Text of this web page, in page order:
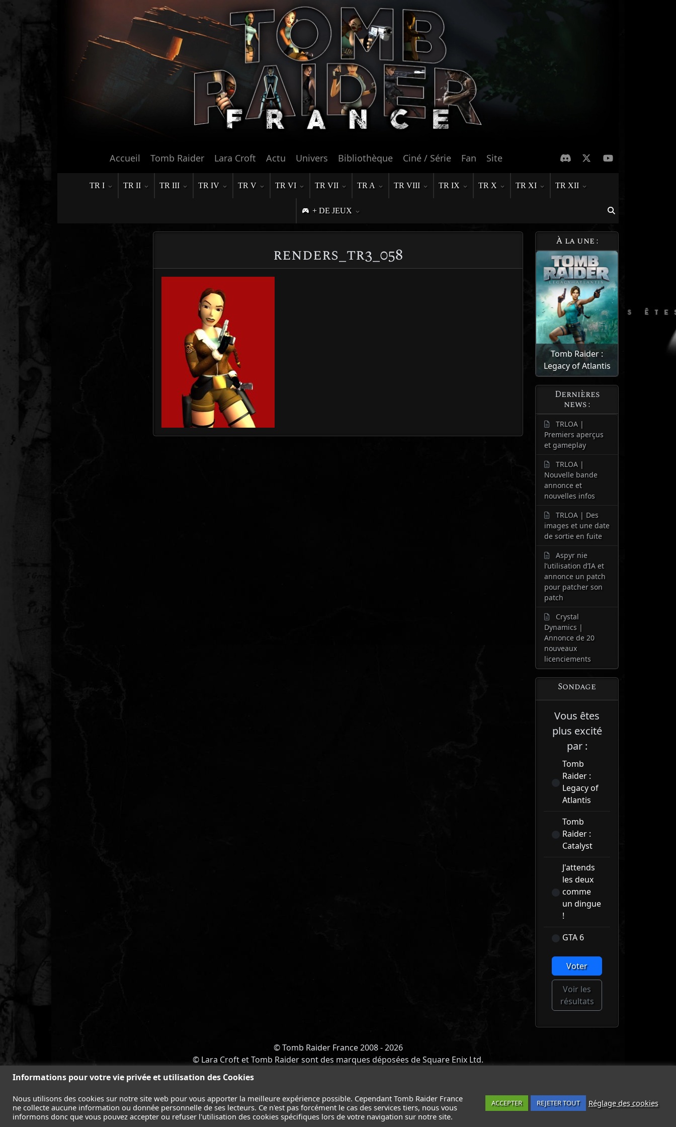
Accueil Tomb Raider Lara Croft Actu Univers Bibliothèque Ciné / Série Fan Site
TR I TR II TR III TR IV TR V TR VI TR VII TR A TR VIII TR IX TR X TR XI TR XII
+ DE JEUX
renders_tr3_058
À la une :
Tomb Raider :
Legacy of Atlantis
Dernières
news :
TRLOA |
Premiers aperçus
et gameplay
TRLOA |
Nouvelle bande
annonce et
nouvelles infos
TRLOA | Des
images et une date
de sortie en fuite
Aspyr nie
l’utilisation d’IA et
annonce un patch
pour patcher son
patch
Crystal
Dynamics |
Annonce de 20
nouveaux
licenciements
Sondage
Vous êtes
plus excité
par :
Tomb
Raider :
Legacy of
Atlantis
Tomb
Raider :
Catalyst
J'attends
les deux
comme
un dingue
!
GTA 6
Voter
Voir les
résultats
Informations pour votre vie privée et utilisation des Cookies
Nous utilisons des cookies sur notre site web pour vous apporter la meilleure expérience possible. Cependant Tomb Raider France
ne collecte aucune information ou donnée personnelle de ses lecteurs. Ce n'est pas forcément le cas des services tiers, nous vous
informons donc que vous pouvez accepter ou refuser l'utilisation des cookies spécifiques lors de votre navigation sur notre site.
ACCEPTER REJETER TOUT Réglage des cookies
© Tomb Raider France 2008 - 2026
© Lara Croft et Tomb Raider sont des marques déposées de Square Enix Ltd.
ACCUEIL
TOMB RAIDER - LEGACY OF ATLANTIS